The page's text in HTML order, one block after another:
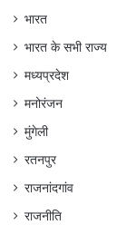
भारत
भारत के सभी राज्य
मध्यप्रदेश
मनोरंजन
मुंगेली
रतनपुर
राजनांदगांव
राजनीति